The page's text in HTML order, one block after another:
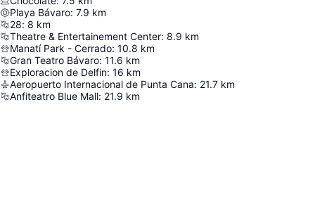
Playa Bávaro: 7.9 km
28: 8 km
Theatre & Entertainement Center: 8.9 km
Manatí Park - Cerrado: 10.8 km
Gran Teatro Bávaro: 11.6 km
Exploracion de Delfin: 16 km
Aeropuerto Internacional de Punta Cana: 21.7 km
Anfiteatro Blue Mall: 21.9 km